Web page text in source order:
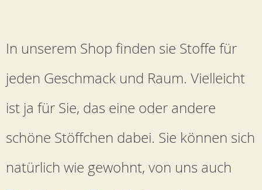
In unserem Shop finden sie Stoffe für
jeden Geschmack und Raum. Vielleicht
ist ja für Sie, das eine oder andere
schöne Stöffchen dabei. Sie können sich
natürlich wie gewohnt, von uns auch